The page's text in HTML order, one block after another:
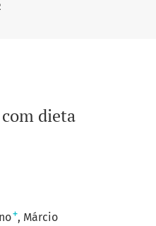
dieta
+
Márcio